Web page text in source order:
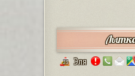
23 Эля